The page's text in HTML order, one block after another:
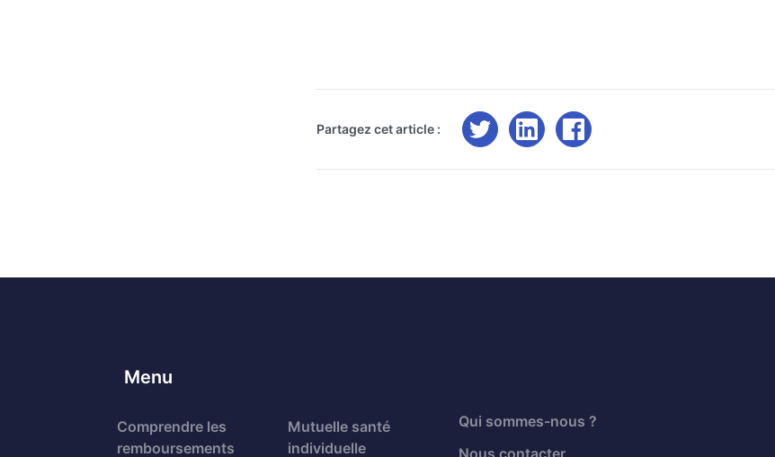
Partagez cet article :
Menu
Comprendre les
remboursements
Mutuelle santé
individuelle
Qui sommes-nous ?
Nous contacter